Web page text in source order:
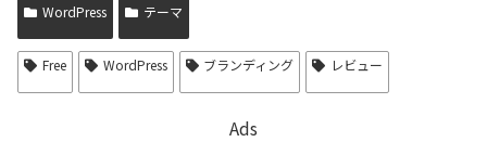
WordPress テーマ
Free WordPress ブランディング レビュー
Ads